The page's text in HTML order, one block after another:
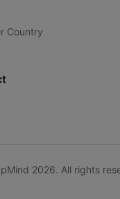
Country
2026. All rights